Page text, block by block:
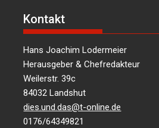
Kontakt
Hans Joachim Lodermeier
Herausgeber & Chefredakteur
Weilerstr. 39c
84032 Landshut
dies.und.das@t-online.de
0176/64349821